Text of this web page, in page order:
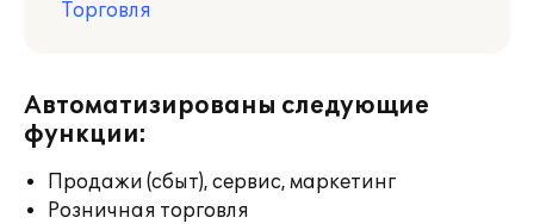
Торговля
Автоматизированы следующие
функции:
Продажи (сбыт), сервис, маркетинг
Розничная торговля